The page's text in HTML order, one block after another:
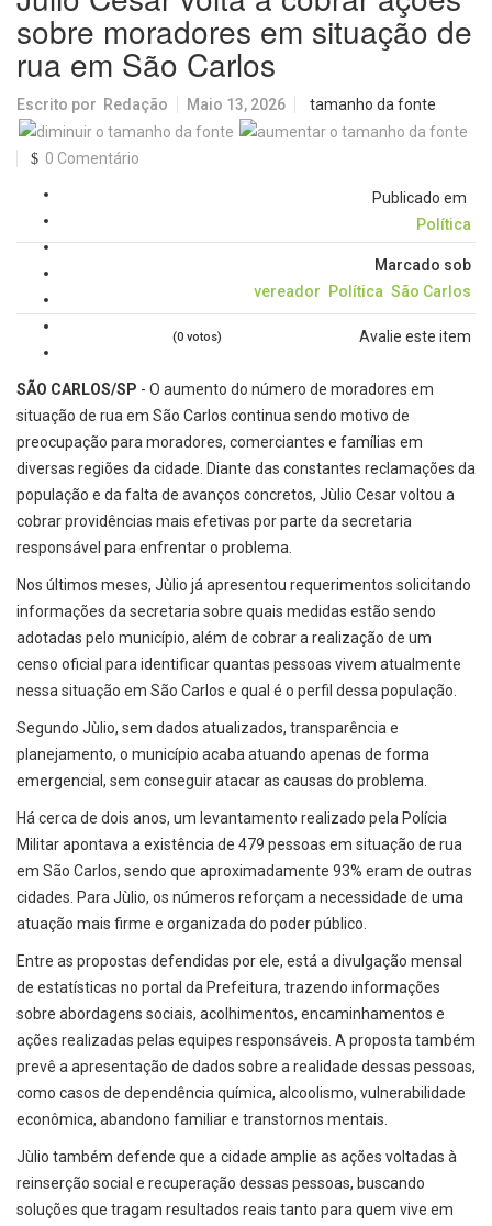
sobre moradores em situação de
rua em São Carlos
Escrito por Redação Maio 13, 2026 tamanho da fonte
0 Comentário
Publicado em
Política
Marcado sob
vereador
Política São Carlos
Avalie este item
(0 votos)
SÃO CARLOS/SP - O aumento do número de moradores em
situação de rua em São Carlos continua sendo motivo de
preocupação para moradores, comerciantes e famílias em
diversas regiões da cidade. Diante das constantes reclamações da
população e da falta de avanços concretos, Jùlio Cesar voltou a
cobrar providências mais efetivas por parte da secretaria
responsável para enfrentar o problema.
Nos últimos meses, Jùlio já apresentou requerimentos solicitando
informações da secretaria sobre quais medidas estão sendo
adotadas pelo município, além de cobrar a realização de um
censo oficial para identificar quantas pessoas vivem atualmente
nessa situação em São Carlos e qual é o perfil dessa população.
Segundo Jùlio, sem dados atualizados, transparência e
planejamento, o município acaba atuando apenas de forma
emergencial, sem conseguir atacar as causas do problema.
Há cerca de dois anos, um levantamento realizado pela Polícia
Militar apontava a existência de 479 pessoas em situação de rua
em São Carlos, sendo que aproximadamente 93% eram de outras
cidades. Para Jùlio, os números reforçam a necessidade de uma
atuação mais firme e organizada do poder público.
Entre as propostas defendidas por ele, está a divulgação mensal
de estatísticas no portal da Prefeitura, trazendo informações
sobre abordagens sociais, acolhimentos, encaminhamentos e
ações realizadas pelas equipes responsáveis. A proposta também
prevê a apresentação de dados sobre a realidade dessas pessoas,
como casos de dependência química, alcoolismo, vulnerabilidade
econômica, abandono familiar e transtornos mentais.
Jùlio também defende que a cidade amplie as ações voltadas à
reinserção social e recuperação dessas pessoas, buscando
soluções que tragam resultados reais tanto para quem vive em